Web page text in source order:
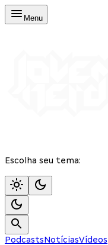
Menu
Escolha seu tema:
PodcastsNotíciasVídeos